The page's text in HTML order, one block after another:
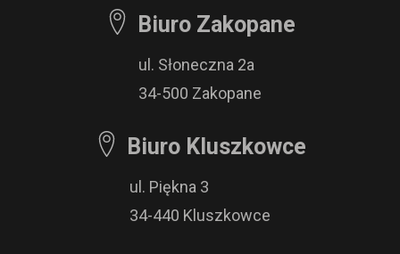
Biuro Zakopane
ul. Słoneczna 2a
34-500 Zakopane
Biuro Kluszkowce
ul. Piękna 3
34-440 Kluszkowce